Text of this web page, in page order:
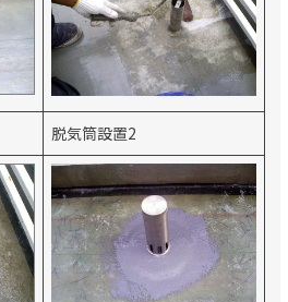
脱気筒設置2